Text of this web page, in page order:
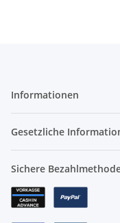
Informationen
Gesetzliche
Sichere